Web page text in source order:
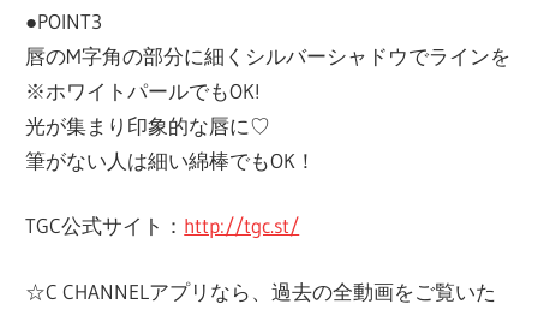
●POINT3
唇のM字角の部分に細くシルバーシャドウでラインを
※ホワイトパールでもOK!
光が集まり印象的な唇に♡
筆がない人は細い綿棒でもOK！
TGC公式サイト： http://tgc.st/
☆C CHANNELアプリなら、過去の全動画をご覧いた